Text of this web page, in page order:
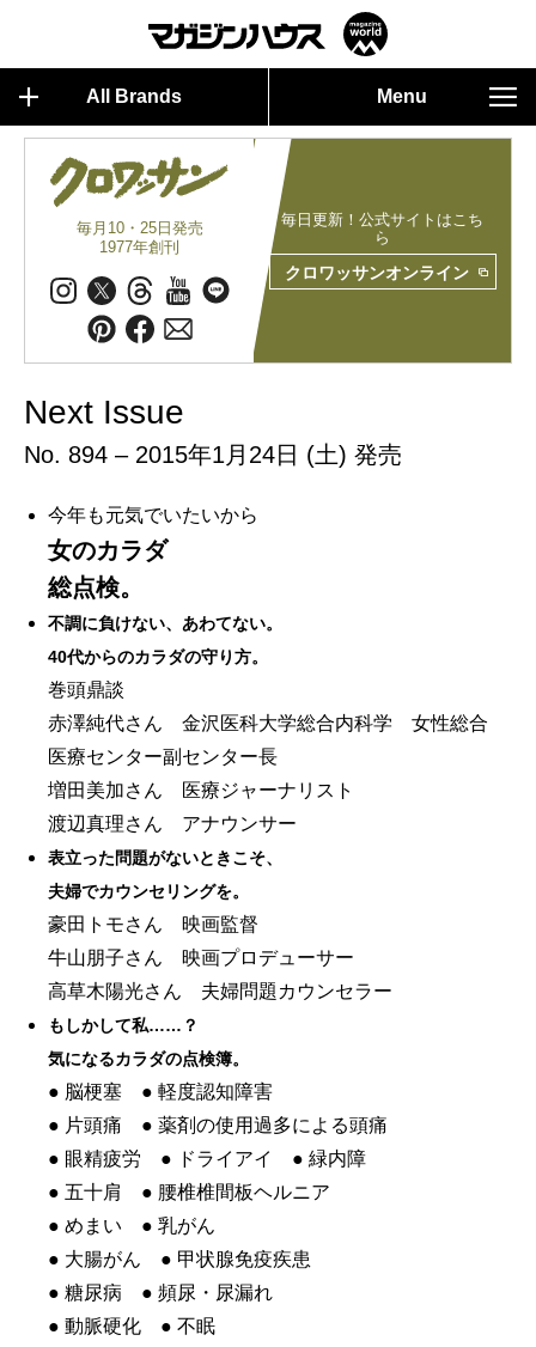
All Brands Menu
毎月10・25日発売
1977年創刊
毎日更新！公式サイトはこち
ら
クロワッサンオンライン
Next Issue
No. 894 – 2015年1月24日 (土) 発売
今年も元気でいたいから
女のカラダ
総点検。
不調に負けない、あわてない。
40代からのカラダの守り方。
巻頭鼎談
赤澤純代さん 金沢医科大学総合内科学 女性総合
医療センター副センター長
増田美加さん 医療ジャーナリスト
渡辺真理さん アナウンサー
表立った問題がないときこそ、
夫婦でカウンセリングを。
豪田トモさん 映画監督
牛山朋子さん 映画プロデューサー
高草木陽光さん 夫婦問題カウンセラー
もしかして私……？
気になるカラダの点検簿。
● 脳梗塞 ● 軽度認知障害
● 片頭痛 ● 薬剤の使用過多による頭痛
● 眼精疲労 ● ドライアイ ● 緑内障
● 五十肩 ● 腰椎椎間板ヘルニア
● めまい ● 乳がん
● 大腸がん ● 甲状腺免疫疾患
● 糖尿病 ● 頻尿・尿漏れ
● 動脈硬化 ● 不眠